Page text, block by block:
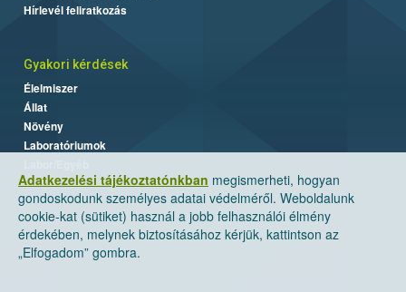
Adatkezelési tájékoztatónkban megismerheti, hogyan
gondoskodunk személyes adatai védelméről. Weboldalunk
cookie-kat (sütiket) használ a jobb felhasználói élmény
érdekében, melynek biztosításához kérjük, kattintson az
„Elfogadom” gombra.
Hírlevél feliratkozás
Gyakori kérdések
Élelmiszer
Állat
Növény
Laboratóriumok